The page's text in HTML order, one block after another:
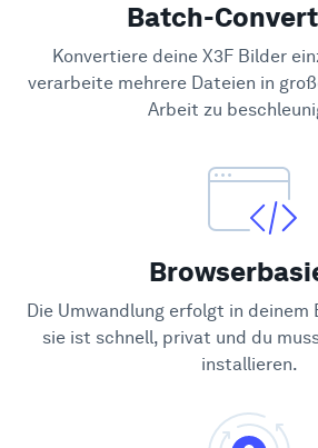
Batch-
Konvertiere deine X3F Bilder
verarbeite mehrere Dateien in
Arbeit zu
Die Umwandlung erfolgt in deinem
sie ist schnell, privat und du
installieren.